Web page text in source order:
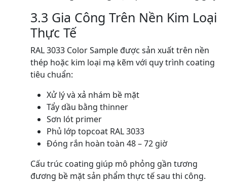
3.3 Gia Công Trên Nền Kim Loại
Thực Tế
RAL 3033 Color Sample được sản xuất trên nền
thép hoặc kim loại mạ kẽm với quy trình coating
tiêu chuẩn:
Xử lý và xả nhám bề mặt
Tẩy dầu bằng thinner
Sơn lót primer
Phủ lớp topcoat RAL 3033
Đóng rắn hoàn toàn 48 – 72 giờ
Cấu trúc coating giúp mô phỏng gần tương
đương bề mặt sản phẩm thực tế sau thi công.